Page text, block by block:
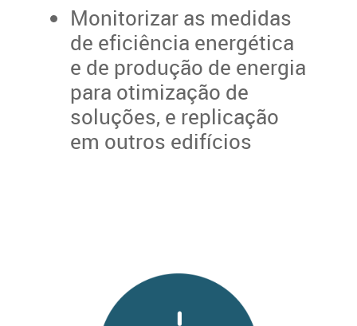
Monitorizar as medidas
de eficiência energética
e de produção de energia
para otimização de
soluções, e replicação
em outros edifícios